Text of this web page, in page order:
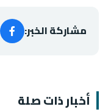
مشاركة الخبر:
أخبار ذات صلة